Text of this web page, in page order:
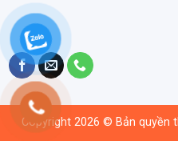
Thông qua hệ thống giá
trên có thể dễ dàng
có thể làm điều này
Điều đó có nghĩa là có
và do đó linh hoạt tối đa.
ECOSILENCE DRIVE:
Copyright 2026 © Bản quyền